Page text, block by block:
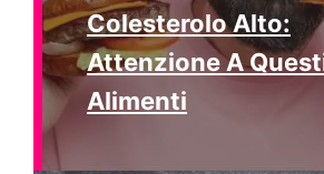
Colesterolo Alto:
Attenzione A
Alimenti